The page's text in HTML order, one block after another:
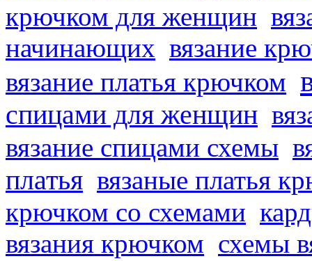
крючком для женщин
начинающих вязание
вязание платья крючком
спицами для женщин
вязание спицами схемы
платья вязаные платья
крючком со схемами
вязания крючком схемы